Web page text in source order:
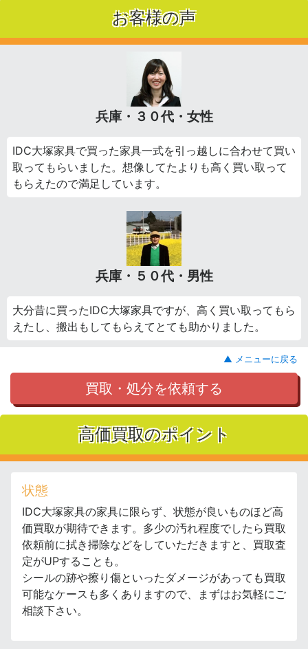
お客様の声
兵庫・３０代・女性
IDC大塚家具で買った家具一式を引っ越しに合わせて買い
取ってもらいました。想像してたよりも高く買い取って
もらえたので満足しています。
兵庫・５０代・男性
大分昔に買ったIDC大塚家具ですが、高く買い取ってもら
えたし、搬出もしてもらえてとても助かりました。
▲ メニューに戻る
買取・処分を依頼する
高価買取のポイント
状態
IDC大塚家具の家具に限らず、状態が良いものほど高
価買取が期待できます。多少の汚れ程度でしたら買取
依頼前に拭き掃除などをしていただきますと、買取査
定がUPすることも。
シールの跡や擦り傷といったダメージがあっても買取
可能なケースも多くありますので、まずはお気軽にご
相談下さい。